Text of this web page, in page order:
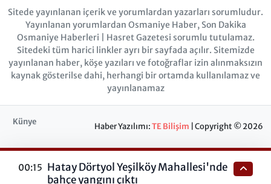
Sitede yayınlanan içerik ve yorumlardan yazarları sorumludur.
Yayınlanan yorumlardan Osmaniye Haber, Son Dakika
Osmaniye Haberleri | Hasret Gazetesi sorumlu tutulamaz.
Sitedeki tüm harici linkler ayrı bir sayfada açılır. Sitemizde
yayınlanan haber, köşe yazıları ve fotoğraflar izin alınmaksızın
kaynak gösterilse dahi, herhangi bir ortamda kullanılamaz ve
yayınlanamaz
Künye Haber Yazılımı:TE Bilişim | Copyright © 2026
00:15 Hatay Dörtyol Yeşilköy Mahallesi'nde
bahçe yangını çıktı